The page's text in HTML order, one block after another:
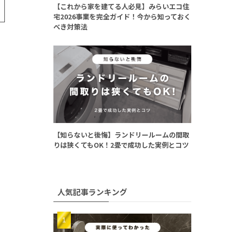
【これから家を建てる人必見】みらいエコ住
宅2026事業を完全ガイド！今から知っておく
べき対策法
【知らないと後悔】ランドリールームの間取
りは狭くてもOK！2畳で成功した実例とコツ
人気記事ランキング